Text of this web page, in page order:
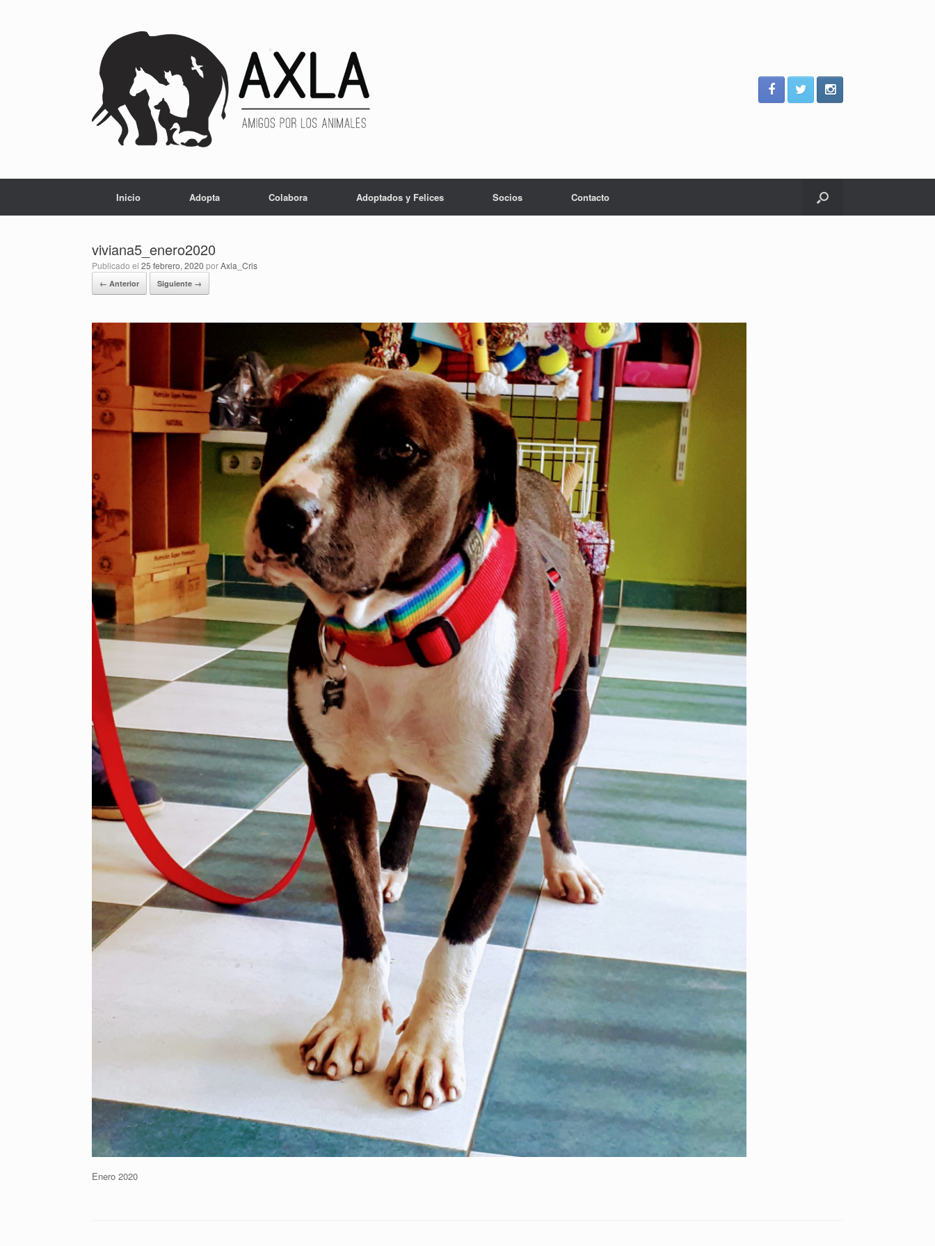
Inicio Adopta Colabora Adoptados y Felices Socios Contacto
viviana5_enero2020
Publicado el 25 febrero, 2020 porAxla_Cris
← Anterior Siguiente →
Enero 2020